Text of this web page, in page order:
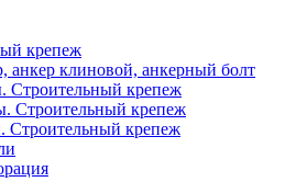
крепеж
анкер клиновой, анкерный болт
Строительный крепеж
Строительный крепеж
Строительный крепеж